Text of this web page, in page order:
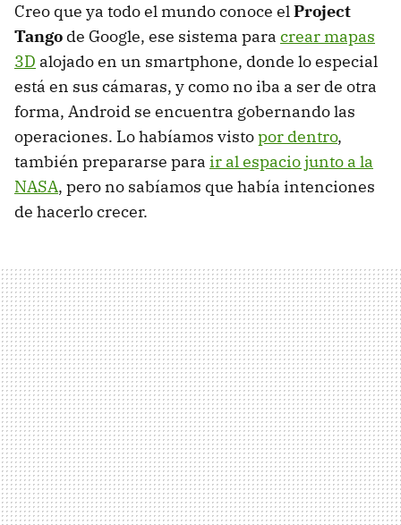
Creo que ya todo el mundo conoce elProject
Tango de Google, ese sistema para crear mapas
3D alojado en un smartphone, donde lo especial
está en sus cámaras, y como no iba a ser de otra
forma, Android se encuentra gobernando las
operaciones. Lo habíamos vistopor dentro,
también prepararse para ir al espacio junto a la
NASA, pero no sabíamos que había intenciones
de hacerlo crecer.